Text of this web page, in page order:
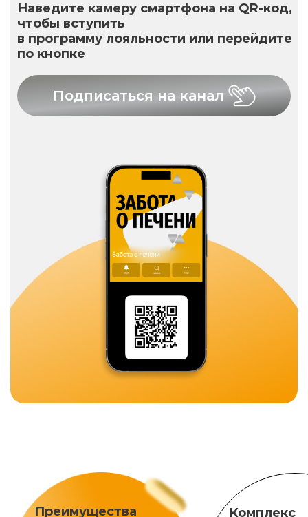
Наведите камеру смартфона на QR-код,
чтобы вступить
в программу лояльности или перейдите
по кнопке
Подписаться на канал
Преимущества
Комплекс